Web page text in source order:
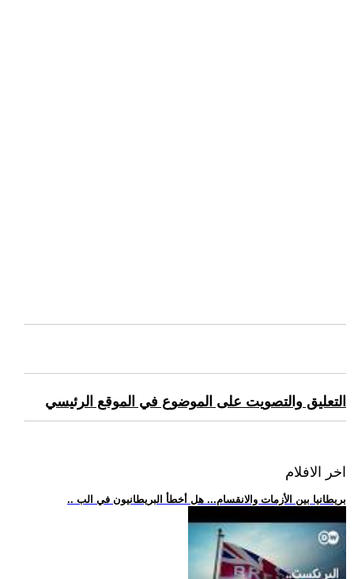
التعليق والتصويت على الموضوع في الموقع الرئيسي
اخر الافلام
.. بريطانيا بين الأزمات والانقسام... هل أخطأ البريطانيون في الب